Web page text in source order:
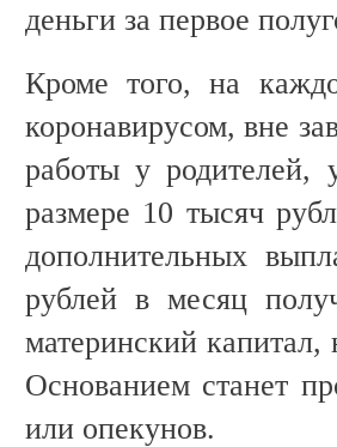
деньги за первое
Кроме того, на
коронавирусом, вне
работы у родителей,
размере 10 тысяч
дополнительных
рублей в месяц
материнский капитал,
Основанием станет
или опекунов.